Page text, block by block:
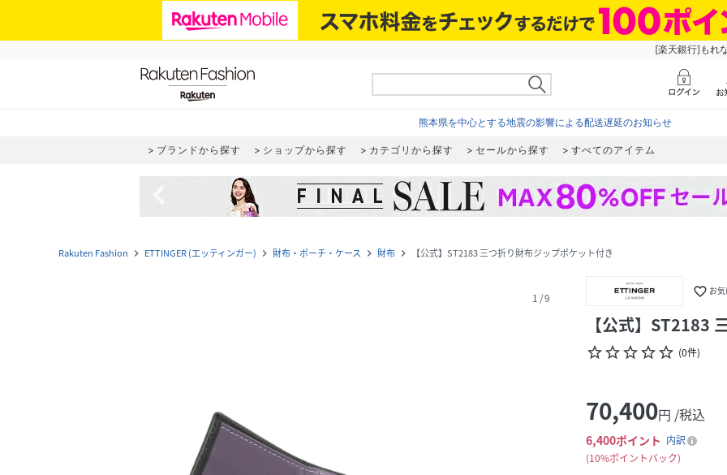
[楽天銀行]もれ
熊本県を中心とする地震の影響による配送遅延のお知らせ
ブランドから探す ショップから探す カテゴリから探す セールから探す すべてのアイテム
Rakuten Fashion navigate_next ETTINGER (エッティンガー) navigate_next 財布・ポーチ・ケース navigate_next 財布 navigate_next 【公式】ST2183 三つ折り財布ジップポケット付き
1 /9 favorite_border お
【公式】ST2183
star_borderstar_borderstar_borderstar_borderstar_border (0件)
70,400円 /税込
6,400ポイント 内訳
10%ポイントバック